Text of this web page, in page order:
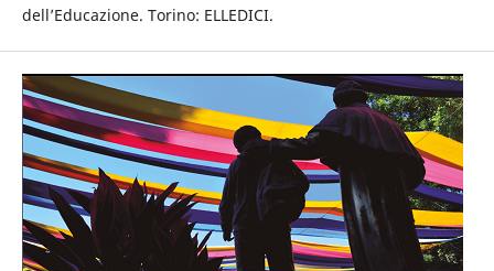
dell’Educazione. Torino: ELLEDICI.